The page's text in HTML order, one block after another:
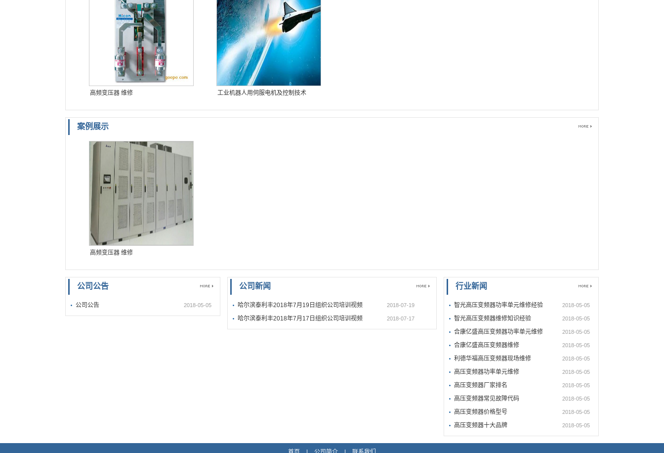
高频变压器 维修 工业机器人用伺服电机及控制技术
案例展示
高频变压器 维修
公司公告
公司公告 2018-05-05
公司新闻
哈尔滨泰利丰2018年7月19日组织公司培训视频 2018-07-19
哈尔滨泰利丰2018年7月17日组织公司培训视频 2018-07-17
行业新闻
智光高压变频器功率单元维修经验 2018-05-05
智光高压变频器维修知识经验 2018-05-05
合康亿盛高压变频器功率单元维修 2018-05-05
合康亿盛高压变频器维修 2018-05-05
利德华福高压变频器现场维修 2018-05-05
高压变频器功率单元维修 2018-05-05
高压变频器厂家排名 2018-05-05
高压变频器常见故障代码 2018-05-05
高压变频器价格型号 2018-05-05
高压变频器十大品牌 2018-05-05